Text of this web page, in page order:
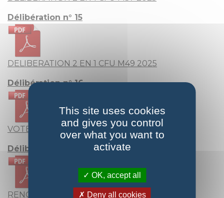
Délibération n° 15
DELIBERATION 2 EN 1 CFU M49 2025
Délibération n° 16
VOTE DES TROIS TAXES DIRECTES LOCALES
Délibération n° 17
RENOUVELLEMENT CCID
This site uses cookies
and gives you control
over what you want to
activate
OK, accept all
Deny all cookies